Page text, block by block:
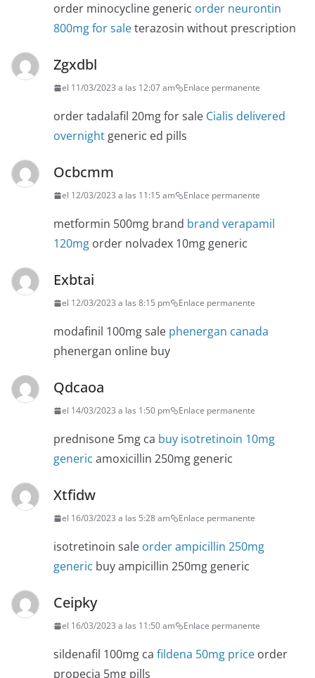
order minocycline generic order neurontin
800mg for saleterazosin without prescription
Zgxdbl
el 11/03/2023 a las 12:07 am Enlace permanente
order tadalafil 20mg for sale Cialis delivered
overnight generic ed pills
Ocbcmm
el 12/03/2023 a las 11:15 am Enlace permanente
metformin 500mg brand brand verapamil
120mg order nolvadex 10mg generic
Exbtai
el 12/03/2023 a las 8:15 pm Enlace permanente
modafinil 100mg sale phenergan canada
phenergan online buy
Qdcaoa
el 14/03/2023 a las 1:50 pm Enlace permanente
prednisone 5mg ca buy isotretinoin 10mg
generic amoxicillin 250mg generic
Xtfidw
el 16/03/2023 a las 5:28 am Enlace permanente
isotretinoin sale order ampicillin 250mg
generic buy ampicillin 250mg generic
Ceipky
el 16/03/2023 a las 11:50 am Enlace permanente
sildenafil 100mg ca fildena 50mg price order
propecia 5mg pills